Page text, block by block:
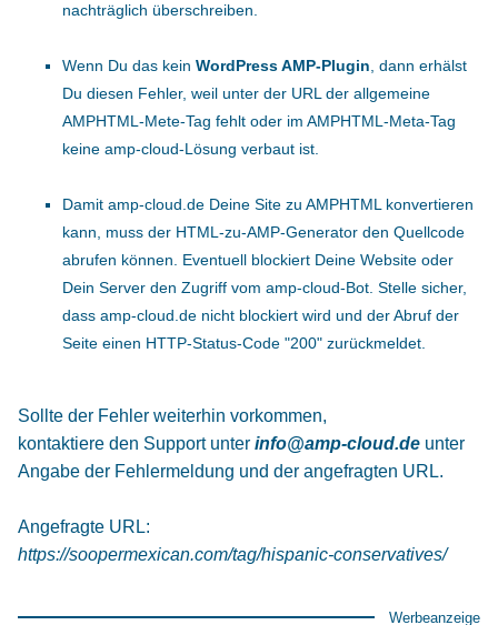
nachträglich überschreiben.
Wenn Du das kein WordPress AMP-Plugin , dann erhälst
Du diesen Fehler, weil unter der URL der allgemeine
AMPHTML-Mete-Tag fehlt oder im AMPHTML-Meta-Tag
keine amp-cloud-Lösung verbaut ist.
Damit amp-cloud.de Deine Site zu AMPHTML konvertieren
kann, muss der HTML-zu-AMP-Generator den Quellcode
abrufen können. Eventuell blockiert Deine Website oder
Dein Server den Zugriff vom amp-cloud-Bot. Stelle sicher,
dass amp-cloud.de nicht blockiert wird und der Abruf der
Seite einen HTTP-Status-Code "200" zurückmeldet.
Sollte der Fehler weiterhin vorkommen,
kontaktiere den Support unter info@amp-cloud.de unter
Angabe der Fehlermeldung und der angefragten URL.
Angefragte URL:
https://soopermexican.com/tag/hispanic-conservatives/
Werbeanzeige